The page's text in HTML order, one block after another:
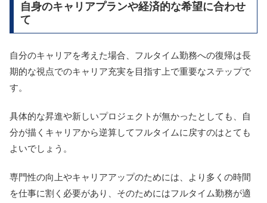
自身のキャリアプランや経済的な希望に合わせ
て
自分のキャリアを考えた場合、フルタイム勤務への復帰は長
期的な視点でのキャリア充実を目指す上で重要なステップで
す。
具体的な昇進や新しいプロジェクトが無かったとしても、自
分が描くキャリアから逆算してフルタイムに戻すのはとても
よいでしょう。
専門性の向上やキャリアアップのためには、より多くの時間
を仕事に割く必要があり、そのためにはフルタイム勤務が適